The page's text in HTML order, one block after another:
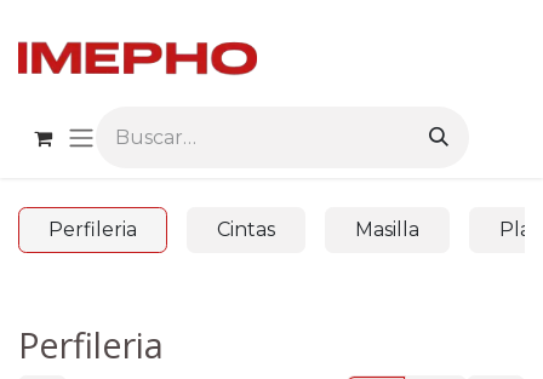
Perfileria Cintas Masilla
Perfileria